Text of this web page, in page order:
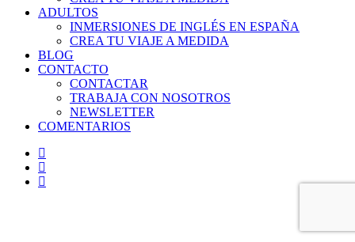
ADULTOS
INMERSIONES DE INGLÉS EN ESPAÑA
CREA TU VIAJE A MEDIDA
BLOG
CONTACTO
CONTACTAR
TRABAJA CON NOSOTROS
NEWSLETTER
COMENTARIOS
twitter
facebook
instagram